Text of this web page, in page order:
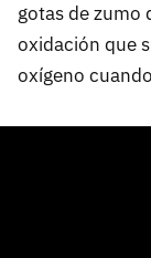
gotas de zumo
oxidación que
oxígeno